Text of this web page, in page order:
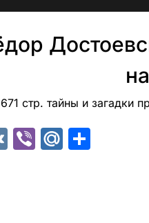
стр. тайны и загадки
VK ViberMail.Ru